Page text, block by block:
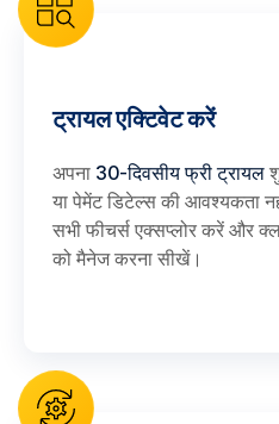
ट्रायल एक्टिवेट करें
अपना 30-दिवसीय फ्री ट्रायल
या पेमेंट डिटेल्स की आवश्यकता
सभी फीचर्स एक्सप्लोर करें और
को मैनेज करना सीखें।